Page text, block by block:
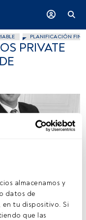
almacenamos y
datos de
tu dispositivo. Si
que las
PLANIFICACIÓN
PRIVATE